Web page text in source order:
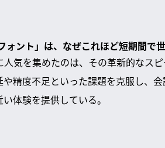
ォント」は、なぜこれほど短期間で
人気を集めたのは、その革新的なス
精度不足といった課題を克服し、
体験を提供している。